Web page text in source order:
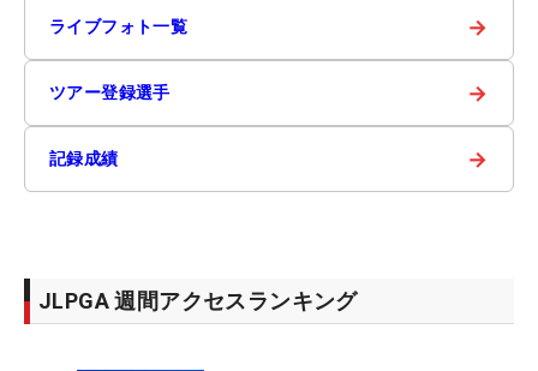
ライブフォト一覧 →
ツアー登録選手 →
記録成績 →
JLPGA 週間アクセスランキング